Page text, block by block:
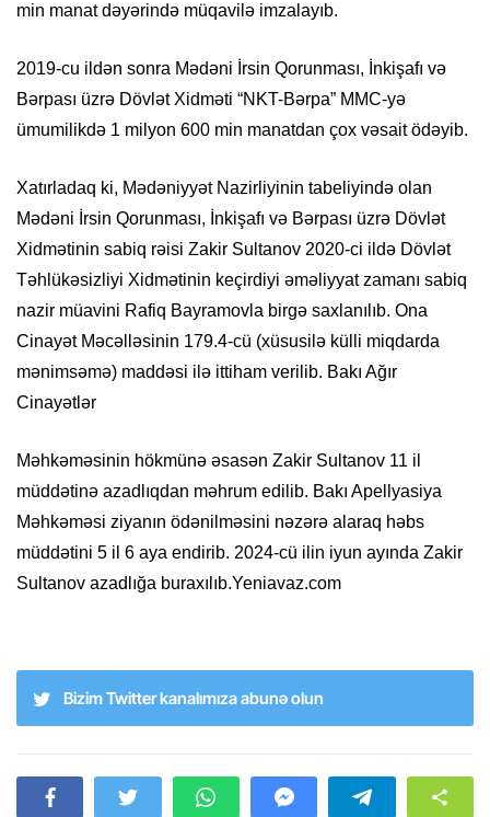
min manat dəyərində müqavilə imzalayıb.
2019-cu ildən sonra Mədəni İrsin Qorunması, İnkişafı və
Bərpası üzrə Dövlət Xidməti “NKT-Bərpa” MMC-yə
ümumilikdə 1 milyon 600 min manatdan çox vəsait ödəyib.
Xatırladaq ki, Mədəniyyət Nazirliyinin tabeliyində olan
Mədəni İrsin Qorunması, İnkişafı və Bərpası üzrə Dövlət
Xidmətinin sabiq rəisi Zakir Sultanov 2020-ci ildə Dövlət
Təhlükəsizliyi Xidmətinin keçirdiyi əməliyyat zamanı sabiq
nazir müavini Rafiq Bayramovla birgə saxlanılıb. Ona
Cinayət Məcəlləsinin 179.4-cü (xüsusilə külli miqdarda
mənimsəmə) maddəsi ilə ittiham verilib. Bakı Ağır
Cinayətlər
Məhkəməsinin hökmünə əsasən Zakir Sultanov 11 il
müddətinə azadlıqdan məhrum edilib. Bakı Apellyasiya
Məhkəməsi ziyanın ödənilməsini nəzərə alaraq həbs
müddətini 5 il 6 aya endirib. 2024-cü ilin iyun ayında Zakir
Sultanov azadlığa buraxılıb.Yeniavaz.com
Bizim Twitter kanalımıza abunə olun